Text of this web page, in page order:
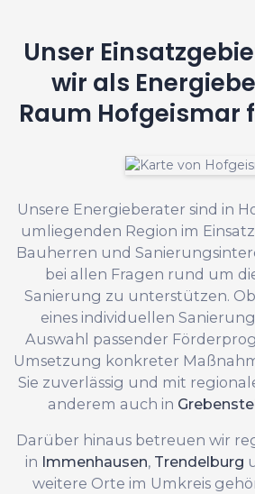
Unser
wir als
Raum Hofgeismar
Unsere Energieberater sind in
umliegenden Region im
Bauherren und
bei allen Fragen rund um
Sanierung zu unterstützen.
eines individuellen
Auswahl passender
Umsetzung konkreter
Sie zuverlässig und mit
anderem auch in
Darüber hinaus betreuen wir
in Immenhausen, Trendelburg
weitere Orte im Umkreis